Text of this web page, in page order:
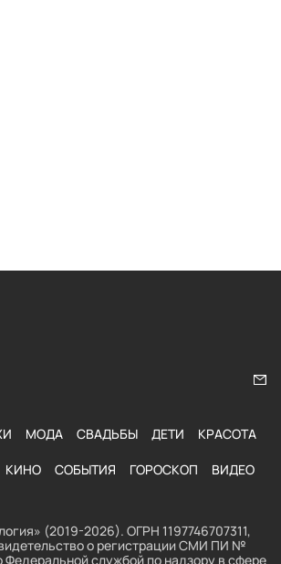
МОДА СВАДЬБЫ ДЕТИ КРАСОТА
КИНО СОБЫТИЯ ГОРОСКОП ВИДЕО
(2019-2026). ОГРН 1197746707311,
о регистрации СМИ ПИ №
Федеральной службой по надзору в сфере